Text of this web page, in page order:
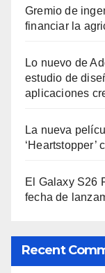
Gremio de
financiar la
Lo nuevo de
estudio de
aplicaciones
La nueva
‘Heartstopper’
El Galaxy S26
fecha de
Recent